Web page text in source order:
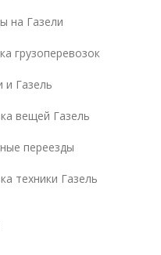
на Газели
грузоперевозок
и Газель
вещей Газель
переезды
техники Газель